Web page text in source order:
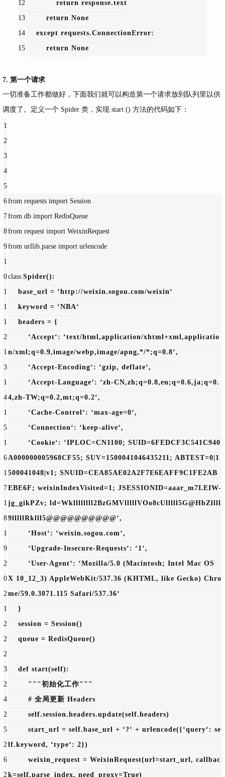
12
13
14
15
return response.text
return None
except requests.ConnectionError:
return None
7. 第一个请求
一切准备工作都做好，下面我们就可以构造第一个请求放到队列里以供
调度了。定义一个 Spider 类，实现 start () 方法的代码如下：
1
2
3
4
5
6
7
8
9
1
0
1
1
1
2
1
3
1
4
1
5
1
6
1
7
1
8
1
9
2
0
2
1
2
2
2
3
2
4
2
5
2
6
2
from requests import Session
from db import RedisQueue
from request import WeixinRequest
from urllib.parse import urlencode
class Spider():
    base_url =
‘http://weixin.sogou.com/weixin‘
    keyword =
‘NBA‘
    headers = {
‘Accept‘: ‘text/html,application/xhtml+xml,applicatio
n/xml;q=0.9,image/webp,image/apng,*/*;q=0.8‘,
‘Accept-Encoding‘: ‘gzip, deflate‘,
‘Accept-Language‘: ‘zh-CN,zh;q=0.8,en;q=0.6,ja;q=0.
4,zh-TW;q=0.2,mt;q=0.2‘,
‘Cache-Control‘: ‘max-age=0‘,
‘Connection‘: ‘keep-alive‘,
‘Cookie‘: ‘IPLOC=CN1100; SUID=6FEDCF3C541C940
A000000005968CF55; SUV=1500041046435211; ABTEST=0|1
500041048|v1; SNUID=CEA85AE02A2F7E6EAFF9C1FE2AB
EBE6F; weixinIndexVisited=1; JSESSIONID=aaar_m7LEIW-
jg_gikPZv; ld=Wkllllllll2BzGMVlllllVOo8cUlllll5G@HbZllll
9lllllRklll5@@@@@@@@@@‘,
‘Host‘: ‘weixin.sogou.com‘,
‘Upgrade-Insecure-Requests‘: ‘1‘,
‘User-Agent‘: ‘Mozilla/5.0 (Macintosh; Intel Mac OS
X 10_12_3) AppleWebKit/537.36 (KHTML, like Gecko) Chro
me/59.0.3071.115 Safari/537.36‘
    }
    session = Session()
    queue = RedisQueue()
def start(self):
"""初始化工作"""
# 全局更新 Headers
        self.session.headers.update(self.headers)
        start_url = self.base_url +
‘?‘ + urlencode({ ‘query‘: se
lf.keyword, ‘type‘: 2})
k=self.parse_index, need_proxy=True)